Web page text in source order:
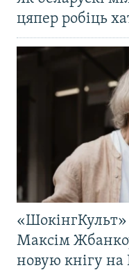
цяпер робіць
Максім
новую кнігу